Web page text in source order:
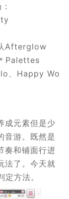
Afterglow
Palettes
、Happy Wo
成元素但是少
音游。既然是
奏和铺面行进
法了。今天就
方法。